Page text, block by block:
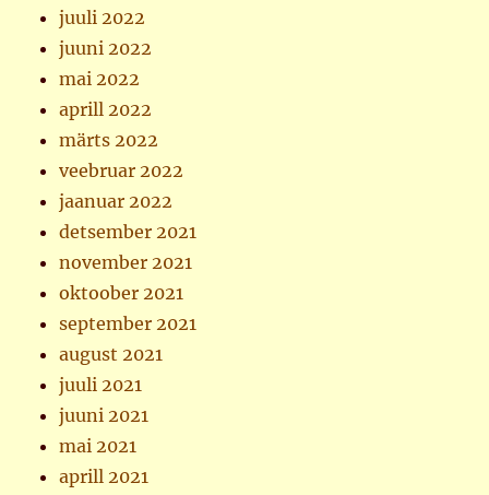
juuli 2022
juuni 2022
mai 2022
aprill 2022
märts 2022
veebruar 2022
jaanuar 2022
detsember 2021
november 2021
oktoober 2021
september 2021
august 2021
juuli 2021
juuni 2021
mai 2021
aprill 2021